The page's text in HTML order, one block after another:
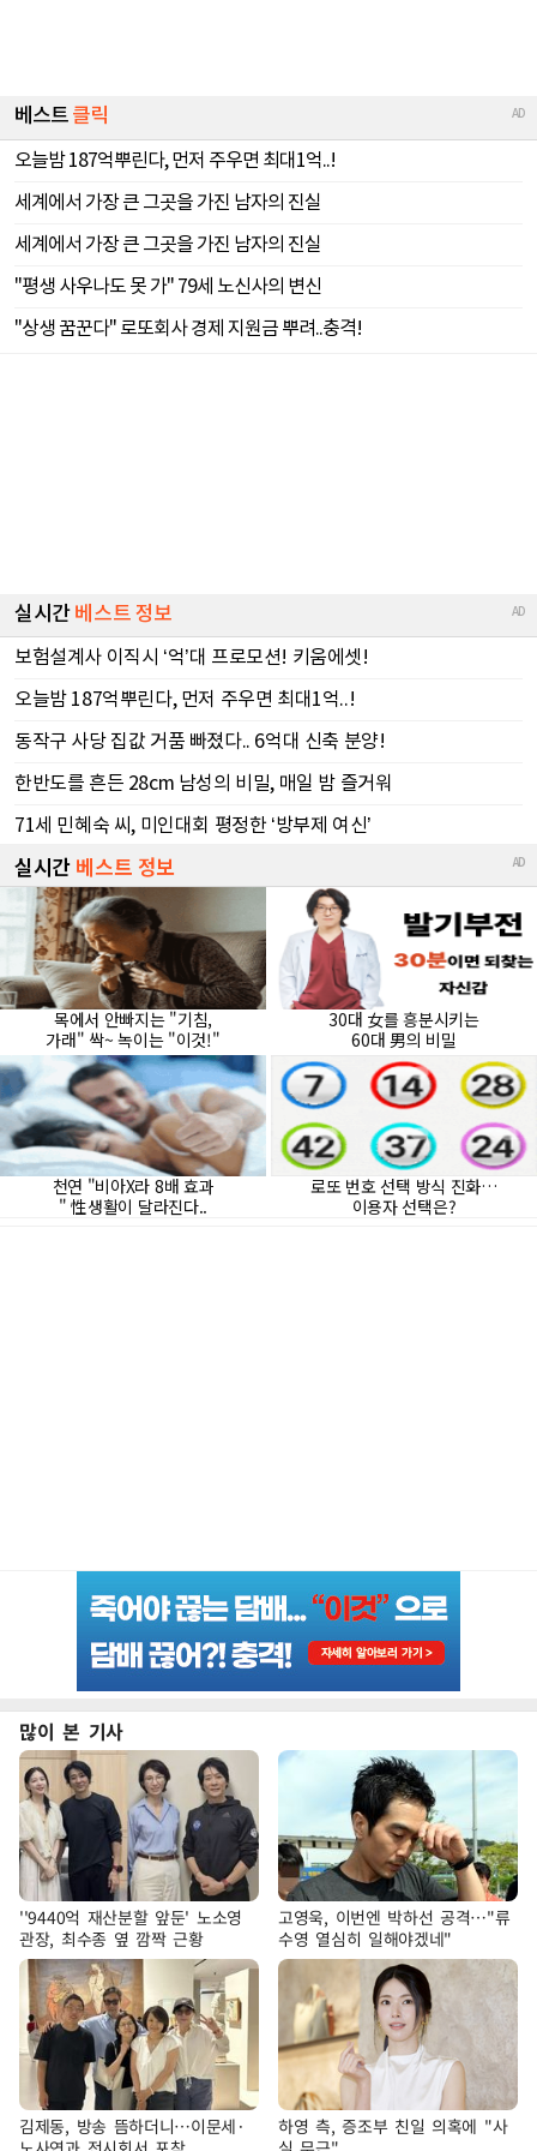
많이 본 기사
''9440억 재산분할 앞둔' 노소영
관장, 최수종 옆 깜짝 근황
고영욱, 이번엔 박하선 공격…"류
수영 열심히 일해야겠네"
김제동, 방송 뜸하더니…이문세·
하영 측, 증조부 친일 의혹에 "사